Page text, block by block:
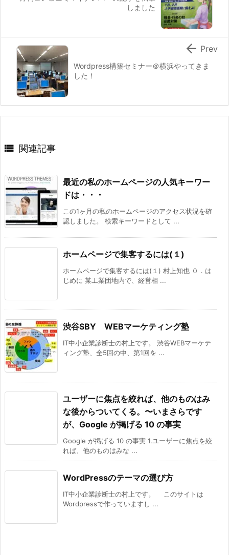
しました
Wordpress構築セミナー＠横浜やってきま
した！
 Prev
 関連記事
最近の私のホームページの人気キーワー
ドは・・・
この1ヶ月の私のホームページのアクセス状況を確
認しました。 検索キーワードとして ...
ホームページで集客するには(１)
ホームページで集客するには(１) 村上知也 ０．は
じめに 某工業団地内で、経営相 ...
渋谷SBY WEBマーケティング塾
IT中小企業診断士の村上です。 渋谷WEBマーケテ
ィング塾、全5回の中、第1回を ...
ユーザーに焦点を絞れば、他のものはみ
な後からついてくる。〜いまさらです
が、Google が掲げる 10 の事実
Google が掲げる 10 の事実 1.ユーザーに焦点を絞
れば、他のものはみな ...
WordPressのテーマの選び方
IT中小企業診断士の村上です。 このサイトは
Wordpressで作っていますし ...